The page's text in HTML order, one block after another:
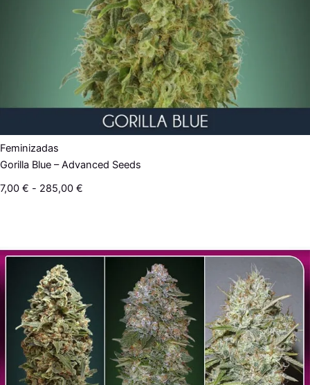
Feminizadas
Gorilla Blue – Advanced Seeds
7,00 € - 285,00 €